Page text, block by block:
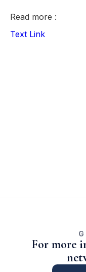
Our Patents
Read more :
Text Link
For more